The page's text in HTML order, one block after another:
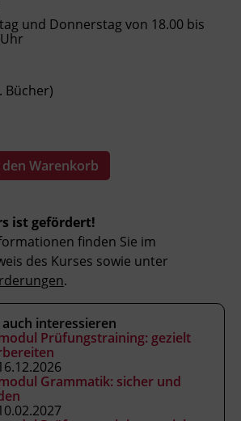
der sprachlichen Kompetenzen
der Chancen am
Sie, dass an offiziellen
Feiertagen keine Kurse
Termine werden
mittels
bzw. Ersatzfreitagen
und Donnerstag von 18.00 bis
Bücher)
den Warenkorb
ist gefördert!
finden Sie im
des Kurses sowie unter
.
interessieren
Prüfungstraining: gezielt
Grammatik: sicher und